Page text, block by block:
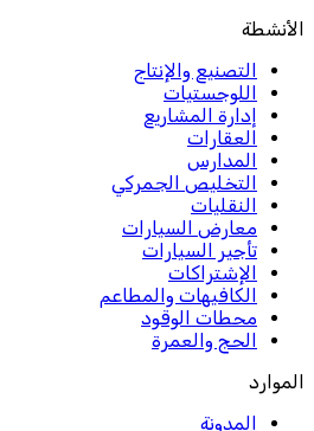
الأنشطة
التصنيع والإنتاج
اللوجستيات
إدارة المشاريع
العقارات
المدارس
التخليص الجمركي
النقليات
معارض السيارات
تأجير السيارات
الإشتراكات
الكافيهات والمطاعم
محطات الوقود
الحج والعمرة
الموارد
المدونة